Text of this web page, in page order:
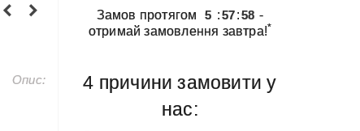
Опис:
Замов протягом 5 :57:58 -
отримай замовлення завтра!*
4 причини замовити у
нас: